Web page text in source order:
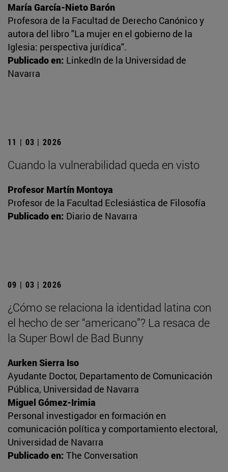
María García-Nieto Barón
Profesora de la Facultad de Derecho Canónico y
autora del libro "La mujer en el gobierno de la
Iglesia: perspectiva jurídica".
Publicado en: LinkedIn de la Universidad de
Navarra
11 | 03 | 2026
Cuando la vulnerabilidad queda en visto
Profesor Martín Montoya
Profesor de la Facultad Eclesiástica de Filosofía
Publicado en: Diario de Navarra
09 | 03 | 2026
¿Cómo se relaciona la identidad latina con
el hecho de ser “americano”? La resaca de
la Super Bowl de Bad Bunny
Aurken Sierra Iso
Ayudante Doctor, Departamento de Comunicación
Pública, Universidad de Navarra
Miguel Gómez-Irimia
Personal investigador en formación en
comunicación política y comportamiento electoral,
Universidad de Navarra
Publicado en: The Conversation